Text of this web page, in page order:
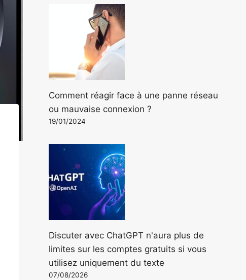
Comment réagir face à une panne réseau
ou mauvaise connexion ?
19/01/2024
Discuter avec ChatGPT n'aura plus de
limites sur les comptes gratuits si vous
utilisez uniquement du texte
07/08/2026